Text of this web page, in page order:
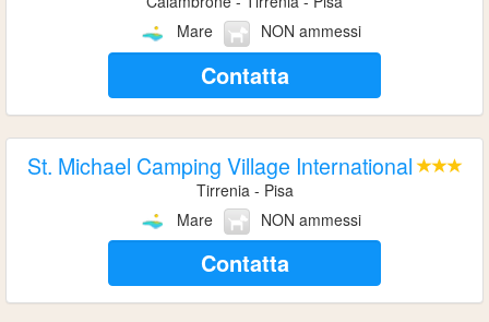
Mare
NON ammessi
Contatta
St. Michael Camping Village International
Tirrenia - Pisa
Mare
NON ammessi
Contatta